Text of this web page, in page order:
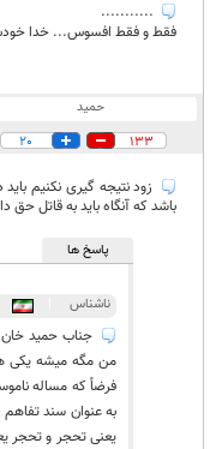
...........
فقط و فقط افسوس... خدا
حمید
133
20
زود نتیجه گیری نکنیم
باشد که آنگاه باید به قاتل حق
پاسخ ها
ناشناس
جناب حمید خان
من مگه میشه یکی
فرضاً که مساله
به عنوان سند تفاهم
یعنی تحجر و تحجر